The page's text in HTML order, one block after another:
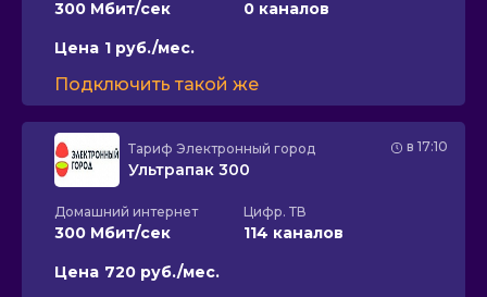
300 Мбит/сек
0 каналов
Цена 1 руб./мес.
Подключить такой же
в 17:10
Тариф Электронный город
Ультрапак 300
Домашний интернет
300 Мбит/сек
Цифр. ТВ
114 каналов
Цена 720 руб./мес.